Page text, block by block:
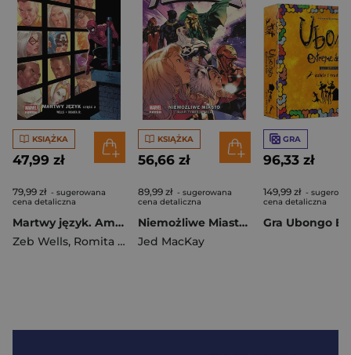
KSIĄŻKA
47,99 zł
79,99 zł - sugerowana
cena detaliczna
Martwy język. Amazing Spider-Man. Tom 6. Część 2
Zeb Wells, Romita John Jr.
KSIĄŻKA
56,66 zł
89,99 zł - sugerowana
cena detaliczna
Niemożliwe Miasto. Avengers. Tom 1
Jed MacKay
GRA
96,33 zł
149,99 zł -
cena detaliczna